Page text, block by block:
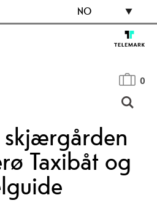
NO
0
Taxibåt og